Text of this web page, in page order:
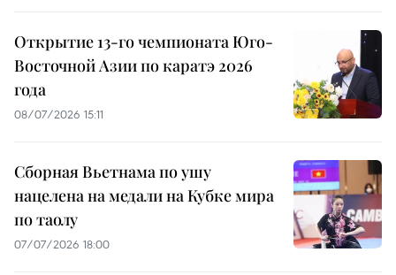
Открытие 13-го чемпионата Юго-
Восточной Азии по каратэ 2026
года
08/07/2026 15:11
Сборная Вьетнама по ушу
нацелена на медали на Кубке мира
по таолу
07/07/2026 18:00